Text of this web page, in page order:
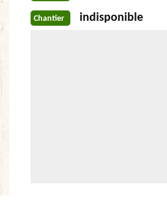
Chantier indisponible